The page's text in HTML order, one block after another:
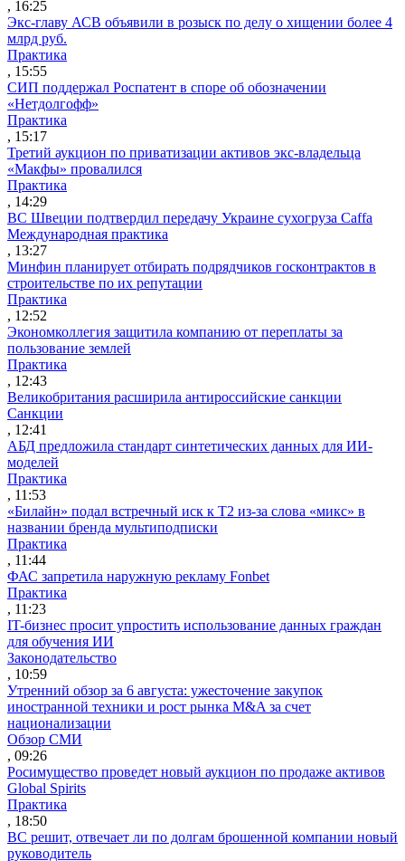
, 16:25
Экс-главу АСВ объявили в розыск по делу о хищении более 4
млрд руб.
Практика
, 15:55
СИП поддержал Роспатент в споре об обозначении
«Нетдолгофф»
Практика
, 15:17
Третий аукцион по приватизации активов экс-владельца
«Макфы» провалился
Практика
, 14:29
ВС Швеции подтвердил передачу Украине сухогруза Caffa
Международная практика
, 13:27
Минфин планирует отбирать подрядчиков госконтрактов в
строительстве по их репутации
Практика
, 12:52
Экономколлегия защитила компанию от переплаты за
пользование землей
Практика
, 12:43
Великобритания расширила антироссийские санкции
Санкции
, 12:41
АБД предложила стандарт синтетических данных для ИИ-
моделей
Практика
, 11:53
«Билайн» подал встречный иск к Т2 из-за слова «микс» в
названии бренда мультиподписки
Практика
, 11:44
ФАС запретила наружную рекламу Fonbet
Практика
, 11:23
IT-бизнес просит упростить использование данных граждан
для обучения ИИ
Законодательство
, 10:59
Утренний обзор за 6 августа: ужесточение закупок
иностранной техники и рост рынка M&A за счет
национализации
Обзор СМИ
, 09:26
Росимущество проведет новый аукцион по продаже активов
Global Spirits
Практика
, 18:50
ВС решит, отвечает ли по долгам брошенной компании новый
руководитель